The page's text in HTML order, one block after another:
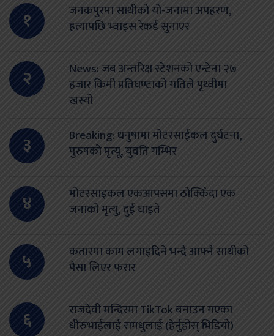
१
जनकपुरमा साथीको यो-जनामा अपहरण,
हत्यापछि भ्वाइस रेकर्ड सुनाएर
२
News: जब अन्तरिक्ष स्टेशनको एन्टेना २७
हजार किमी प्रतिघण्टाको गतिले पृथ्वीमा
खस्यो
३
Breaking: धनुषामा मोटरसाईकल दुर्घटना,
पुरुषको मृत्यू, युवति गम्भिर
४
मोटरसाइकल एकआपसमा ठोक्किँदा एक
जनाको मृत्यु, दुई घाइते
५
कतारमा काम लगाइदिने भन्दै आफ्नै साथीको
पैसा लिएर फरार
६
राजदेवी मन्दिरमा TikTok बनाउन गएका
धीरुभाईलाई रामधुलाई (हेर्नुहोस् भिडियो)